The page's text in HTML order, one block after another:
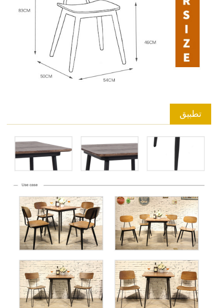
تطبيق